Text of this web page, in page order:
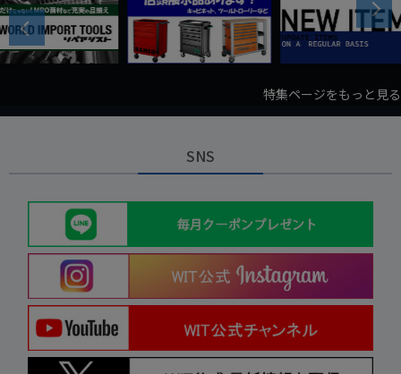
Previous
Next
特集ページをもっと見る
SNS